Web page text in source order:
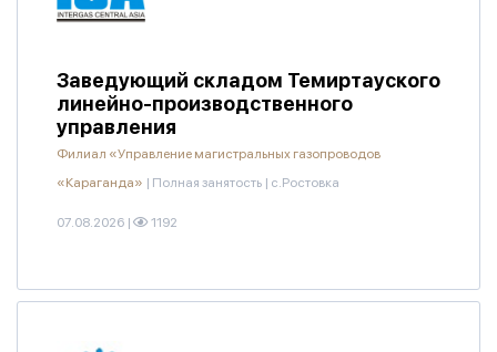
Заведующий складом Темиртауского
линейно-производственного
управления
Филиал «Управление магистральных газопроводов
«Караганда» | Полная занятость | с.Ростовка
07.08.2026 | 1192